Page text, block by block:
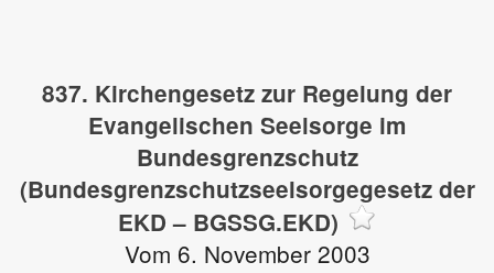
837. Kirchengesetz zur Regelung der
Evangelischen Seelsorge im
Bundesgrenzschutz
(Bundesgrenzschutzseelsorgegesetz der
EKD – BGSSG.EKD)
Vom 6. November 2003